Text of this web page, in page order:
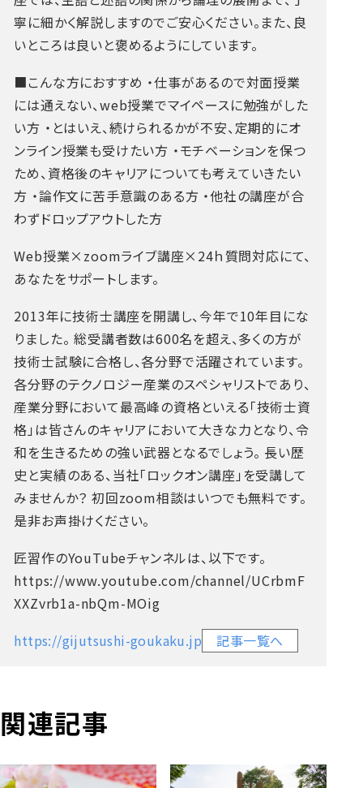
寧に細かく解説しますのでご安心ください。また、良
いところは良いと褒めるようにしています。
■こんな方におすすめ ・仕事があるので対面授業
には通えない、web授業でマイペースに勉強がした
い方 ・とはいえ、続けられるかが不安、定期的にオ
ンライン授業も受けたい方 ・モチベーションを保つ
ため、資格後のキャリアについても考えていきたい
方 ・論作文に苦手意識のある方 ・他社の講座が合
わずドロップアウトした方
Web授業×zoomライブ講座×24ｈ質問対応にて、
あなたをサポートします。
2013年に技術士講座を開講し、今年で10年目にな
りました。 総受講者数は600名を超え、多くの方が
技術士試験に合格し、各分野で活躍されています。
各分野のテクノロジー産業のスペシャリストであり、
産業分野において最高峰の資格といえる「技術士資
格」は皆さんのキャリアにおいて大きな力となり、令
和を生きるための強い武器となるでしょう。 長い歴
史と実績のある、当社「ロックオン講座」を受講して
みませんか？ 初回zoom相談はいつでも無料です。
是非お声掛けください。
匠習作のYouTubeチャンネルは、以下です。
https://www.youtube.com/channel/UCrbmF
XXZvrb1a-nbQm-MOig
https://gijutsushi-goukaku.jp
記事一覧へ
関連記事